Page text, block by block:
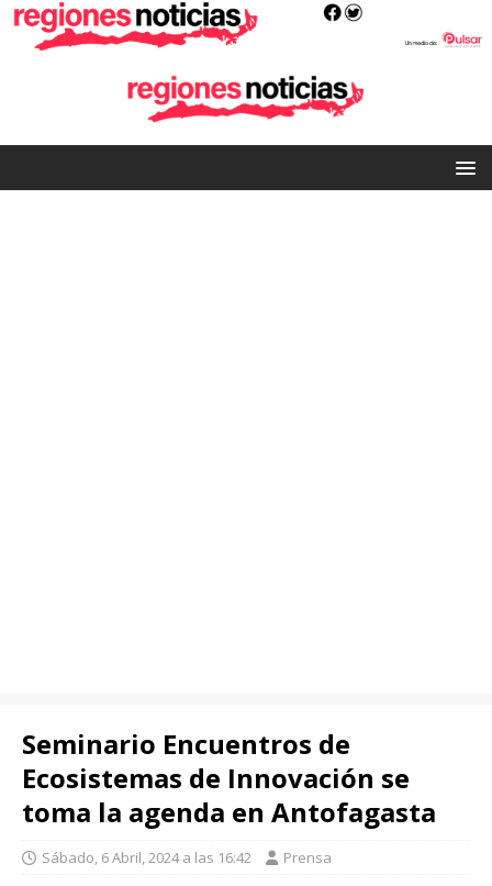
Seminario Encuentros de
Ecosistemas de Innovación se
toma la agenda en Antofagasta
Sábado, 6 Abril, 2024 a las 16:42 Prensa